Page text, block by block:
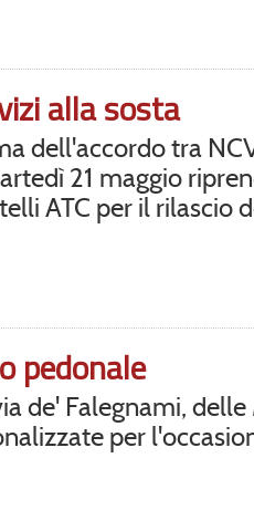
alla sosta
dell'accordo tra
21 maggio
ATC per il rilascio
pedonale
de' Falegnami, delle
per